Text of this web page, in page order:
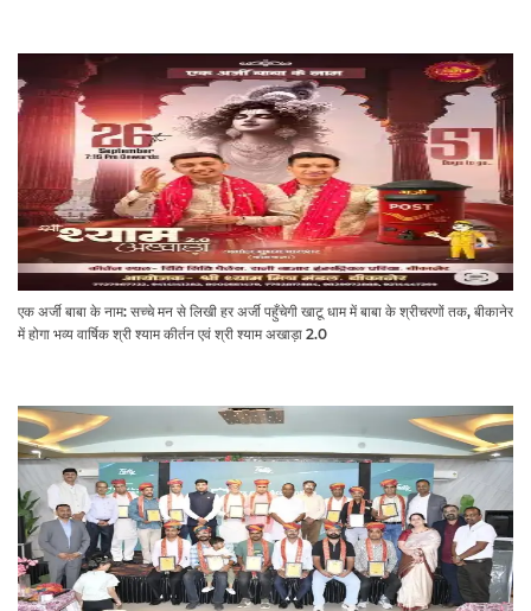
एक अर्जी बाबा के नाम: सच्चे मन से लिखी हर अर्जी पहुँचेगी खाटू धाम में बाबा के श्रीचरणों तक, बीकानेर
में होगा भव्य वार्षिक श्री श्याम कीर्तन एवं श्री श्याम अखाड़ा 2.0